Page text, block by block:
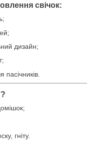
свічок:
дизайн;
?
гніту.